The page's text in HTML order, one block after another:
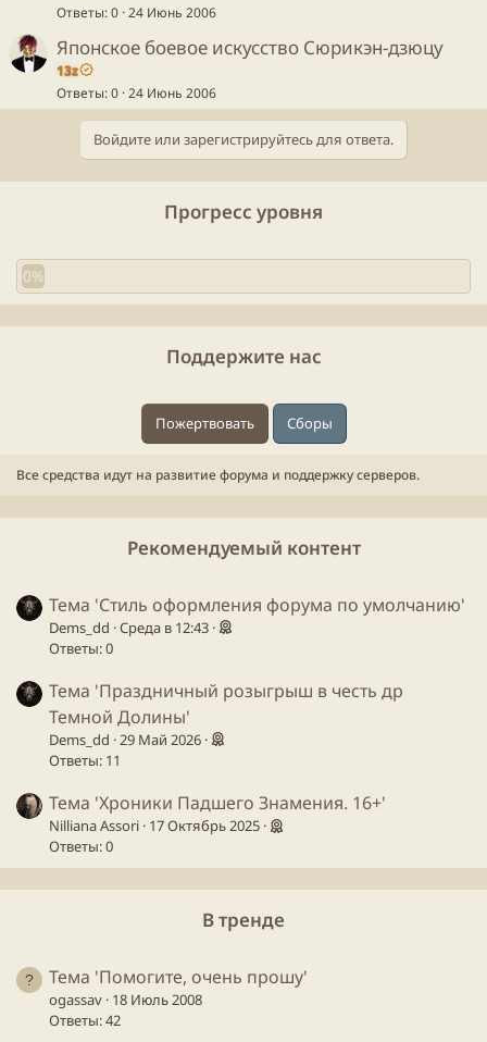
Ответы 0 24 Июнь 2006
Японское боевое искусство Сюрикэн-дзюцу
13z
Ответы 0 24 Июнь 2006
Войдите или зарегистрируйтесь для ответа.
Прогресс уровня
0%
Поддержите нас
Пожертвовать Сборы
Все средства идут на развитие форума и поддержку серверов.
Рекомендуемый контент
Тема 'Стиль оформления форума по умолчанию'
Dems_dd Среда в 12:43
Ответы: 0
Тема 'Праздничный розыгрыш в честь др
Темной Долины'
Dems_dd 29 Май 2026
Ответы: 11
Тема 'Хроники Падшего Знамения. 16+'
Nilliana Assori 17 Октябрь 2025
Ответы: 0
В тренде
Тема 'Помогите, очень прошу'
ogassav 18 Июль 2008
Ответы: 42